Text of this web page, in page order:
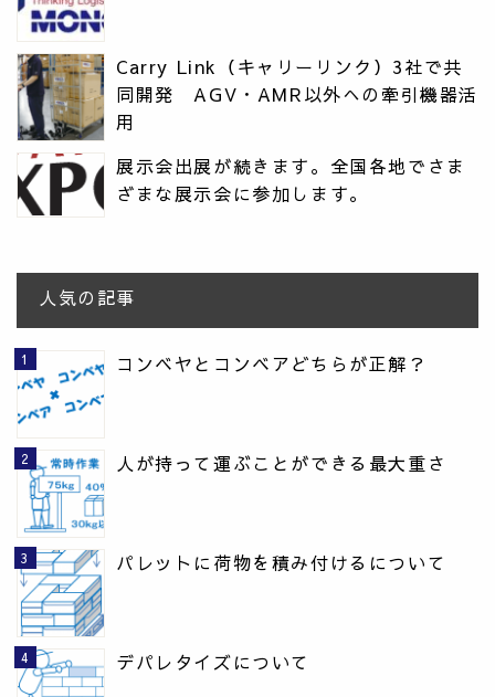
Carry Link（キャリーリンク）3社で共
同開発 AGV・AMR以外への牽引機器活
用
展示会出展が続きます。全国各地でさま
ざまな展示会に参加します。
人気の記事
コンベヤとコンベアどちらが正解？
人が持って運ぶことができる最大重さ
パレットに荷物を積み付けるについて
デパレタイズについて